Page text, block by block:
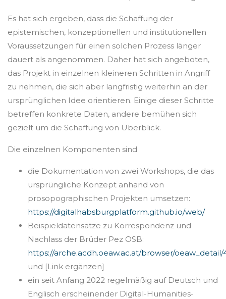
oberen
Bildschirmrand,
als
auch
über
unseren
Netzwerkgraphen
sowie
über
Liste
am
Ende
der
Seite
angesteuert
werden.
Über
dieser
Liste
gibt
Es hat sich ergeben, dass die Schaffung der
epistemischen, konzeptionellen und institutionellen
Voraussetzungen für einen solchen Prozess länger
dauert als angenommen. Daher hat sich angeboten,
das Projekt in einzelnen kleineren Schritten in Angriff
zu nehmen, die sich aber langfristig weiterhin an der
ursprünglichen Idee orientieren. Einige dieser Schritte
betreffen konkrete Daten, andere bemühen sich
gezielt um die Schaffung von Überblick.
Die einzelnen Komponenten sind
die Dokumentation von zwei Workshops, die das
ursprüngliche Konzept anhand von
prosopographischen Projekten umsetzen:
https://digitalhabsburgplatform.github.io/web/
Beispieldatensätze zu Korrespondenz und
Nachlass der Brüder Pez OSB:
https://arche.acdh.oeaw.ac.at/browser/oeaw_detail/
und [Link ergänzen]
ein seit Anfang 2022 regelmäßig auf Deutsch und
Englisch erscheinender Digital-Humanities-